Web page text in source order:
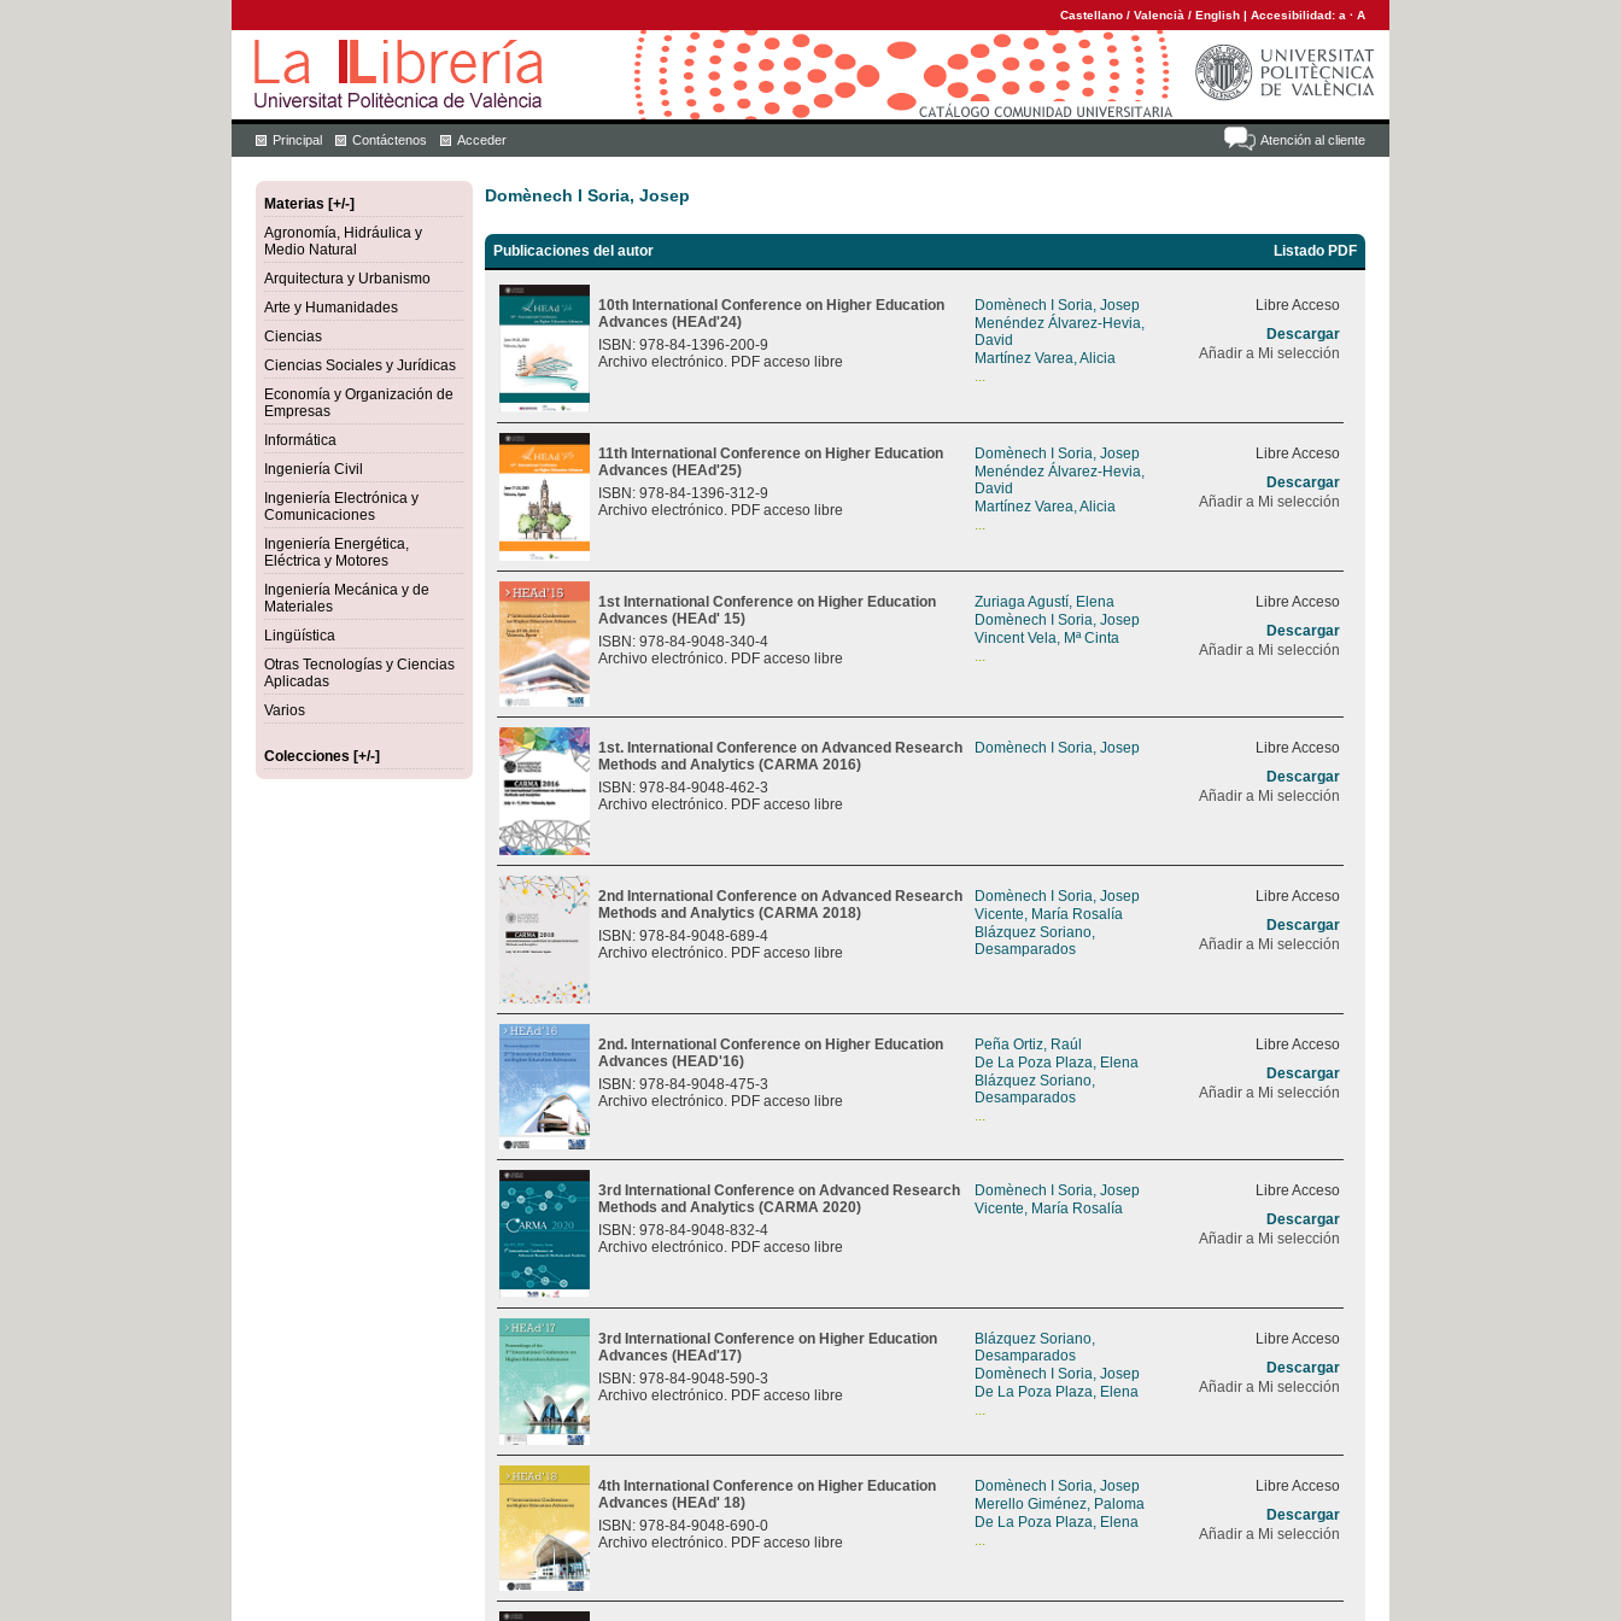
Castellano / Valencià / English | Accesibilidad: a · A
Atención al cliente
Principal Contáctenos Acceder
Materias [+/-]
Agronomía, Hidráulica y
Medio Natural
Arquitectura y Urbanismo
Arte y Humanidades
Ciencias
Ciencias Sociales y Jurídicas
Economía y Organización de
Empresas
Informática
Ingeniería Civil
Ingeniería Electrónica y
Comunicaciones
Ingeniería Energética,
Eléctrica y Motores
Ingeniería Mecánica y de
Materiales
Lingüística
Otras Tecnologías y Ciencias
Aplicadas
Varios
Colecciones [+/-]
Domènech I Soria, Josep
Publicaciones del autor Listado PDF
10th International Conference on Higher Education
Advances (HEAd'24)
ISBN: 978-84-1396-200-9
Archivo electrónico. PDF acceso libre
Domènech I Soria, Josep
Menéndez Álvarez-Hevia,
David
Martínez Varea, Alicia
...
Libre Acceso
Descargar
Añadir a Mi selección
11th International Conference on Higher Education
Advances (HEAd'25)
ISBN: 978-84-1396-312-9
Archivo electrónico. PDF acceso libre
Domènech I Soria, Josep
Menéndez Álvarez-Hevia,
David
Martínez Varea, Alicia
...
Libre Acceso
Descargar
Añadir a Mi selección
1st International Conference on Higher Education
Advances (HEAd' 15)
ISBN: 978-84-9048-340-4
Archivo electrónico. PDF acceso libre
Zuriaga Agustí, Elena
Domènech I Soria, Josep
Vincent Vela, Mª Cinta
...
Libre Acceso
Descargar
Añadir a Mi selección
1st. International Conference on Advanced Research
Methods and Analytics (CARMA 2016)
ISBN: 978-84-9048-462-3
Archivo electrónico. PDF acceso libre
Domènech I Soria, Josep
Libre Acceso
Descargar
Añadir a Mi selección
2nd International Conference on Advanced Research
Methods and Analytics (CARMA 2018)
ISBN: 978-84-9048-689-4
Archivo electrónico. PDF acceso libre
Domènech I Soria, Josep
Vicente, María Rosalía
Blázquez Soriano,
Desamparados
Libre Acceso
Descargar
Añadir a Mi selección
2nd. International Conference on Higher Education
Advances (HEAD'16)
ISBN: 978-84-9048-475-3
Archivo electrónico. PDF acceso libre
Peña Ortiz, Raúl
De La Poza Plaza, Elena
Blázquez Soriano,
Desamparados
...
Libre Acceso
Descargar
Añadir a Mi selección
3rd International Conference on Advanced Research
Methods and Analytics (CARMA 2020)
ISBN: 978-84-9048-832-4
Archivo electrónico. PDF acceso libre
Domènech I Soria, Josep
Vicente, María Rosalía
Libre Acceso
Descargar
Añadir a Mi selección
3rd International Conference on Higher Education
Advances (HEAd'17)
ISBN: 978-84-9048-590-3
Archivo electrónico. PDF acceso libre
Blázquez Soriano,
Desamparados
Domènech I Soria, Josep
De La Poza Plaza, Elena
...
Libre Acceso
Descargar
Añadir a Mi selección
4th International Conference on Higher Education
Advances (HEAd' 18)
ISBN: 978-84-9048-690-0
Archivo electrónico. PDF acceso libre
Domènech I Soria, Josep
Merello Giménez, Paloma
De La Poza Plaza, Elena
...
Libre Acceso
Descargar
Añadir a Mi selección